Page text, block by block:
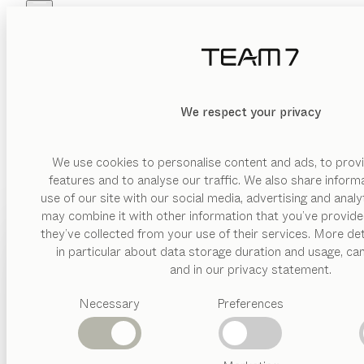
We respect your privacy
We use cookies to personalise content and ads, to
features and to analyse our traffic. We also share
use of our site with our social media, advertising and
may combine it with other information that you’ve
they’ve collected from your use of their services. More
in particular about data storage duration and usage,
and in our privacy statement.
Necessary
Preferences
Esstische
Küchen
Regale
Betten
PRODUKTE
ÜBER UNS
HÄNDLER